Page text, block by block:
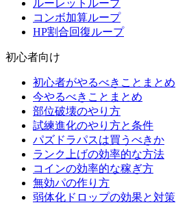
ルーレットループ
コンボ加算ループ
HP割合回復ループ
初心者向け
初心者がやるべきことまとめ
今やるべきことまとめ
部位破壊のやり方
試練進化のやり方と条件
パズドラパスは買うべきか
ランク上げの効率的な方法
コインの効率的な稼ぎ方
無効パの作り方
弱体化ドロップの効果と対策